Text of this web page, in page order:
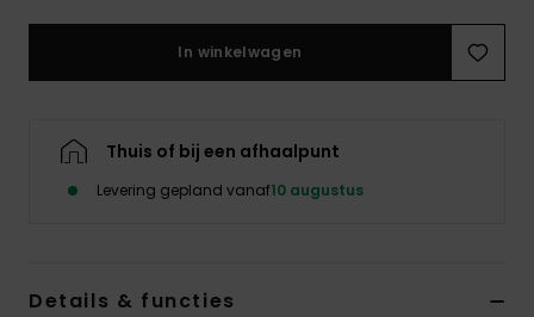
accessoires
Schoenen
In winkelwagen
Thuis of bij een afhaalpunt
Levering gepland vanaf10 augustus
Details & functies